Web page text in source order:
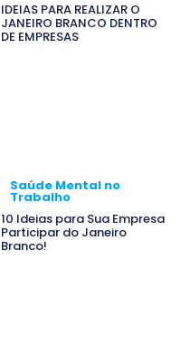
IDEIAS PARA REALIZAR O
JANEIRO BRANCO DENTRO
DE EMPRESAS
Saúde Mental no
Trabalho
10 Ideias para Sua Empresa
Participar do Janeiro
Branco!